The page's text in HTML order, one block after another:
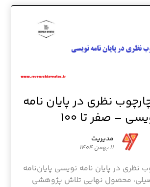
نظری در پایان نامه
– صفر تا ۱۰۰
مدیریت
۱۱ بهمن ۱۴۰۴
نظری در پایان نامه نویسی پایان‌نامه
محصول نهایی تلاش پژوهشی